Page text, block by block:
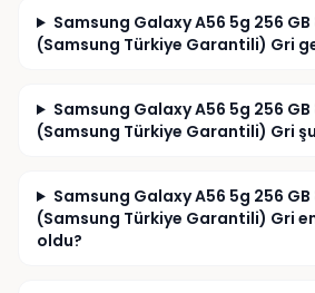
Samsung Galaxy A56 5g 256 GB
(Samsung Türkiye Garantili) Gri
Samsung Galaxy A56 5g 256 GB
(Samsung Türkiye Garantili) Gri şu
Samsung Galaxy A56 5g 256 GB
(Samsung Türkiye Garantili) Gri
oldu?